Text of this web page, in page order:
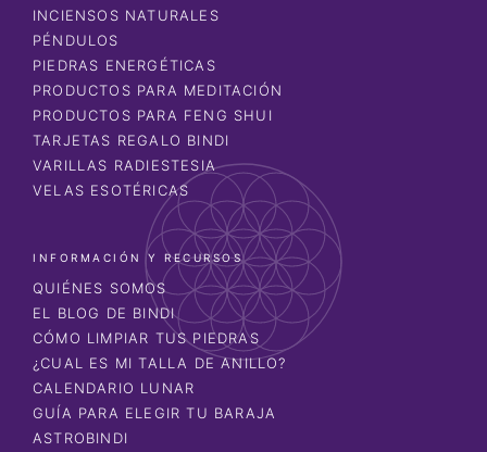
INCIENSOS NATURALES
PÉNDULOS
PIEDRAS ENERGÉTICAS
PRODUCTOS PARA MEDITACIÓN
PRODUCTOS PARA FENG SHUI
TARJETAS REGALO BINDI
VARILLAS RADIESTESIA
VELAS ESOTÉRICAS
INFORMACIÓN Y RECURSOS
QUIÉNES SOMOS
EL BLOG DE BINDI
CÓMO LIMPIAR TUS PIEDRAS
¿CUAL ES MI TALLA DE ANILLO?
CALENDARIO LUNAR
GUÍA PARA ELEGIR TU BARAJA
ASTROBINDI